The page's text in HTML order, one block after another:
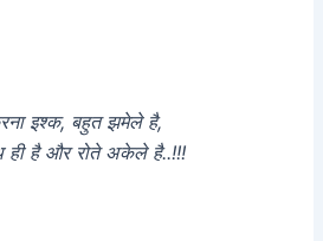
इश्क, बहुत झमेले है,
ही है और रोते अकेले है..!!!